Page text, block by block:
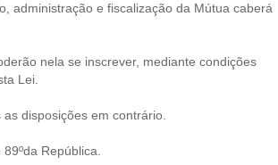
administração e fiscalização da Mútua caberá
nela se inscrever, mediante condições
Lei.
disposições em contrário.
República.